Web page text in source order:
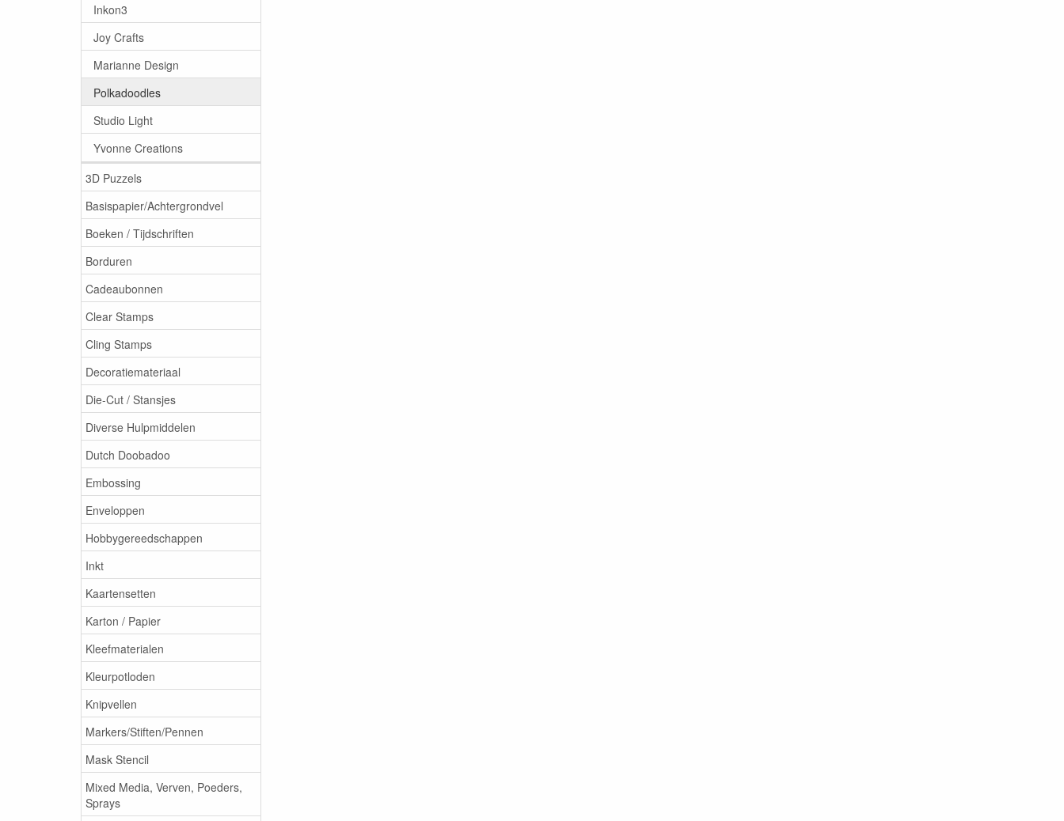
Inkon3
Joy Crafts
Marianne Design
Polkadoodles
Studio Light
Yvonne Creations
3D Puzzels
Basispapier/Achtergrondvel
Boeken / Tijdschriften
Borduren
Cadeaubonnen
Clear Stamps
Cling Stamps
Decoratiemateriaal
Die-Cut / Stansjes
Diverse Hulpmiddelen
Dutch Doobadoo
Embossing
Enveloppen
Hobbygereedschappen
Inkt
Kaartensetten
Karton / Papier
Kleefmaterialen
Kleurpotloden
Knipvellen
Markers/Stiften/Pennen
Mask Stencil
Mixed Media, Verven, Poeders,
Sprays